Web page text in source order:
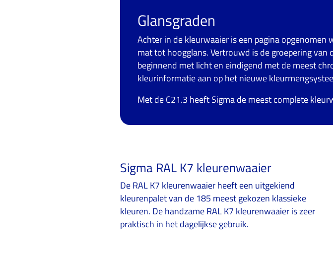
Glansgraden
Achter in de kleurwaaier is een pagina opgenomen
mat tot hoogglans. Vertrouwd is de groepering
beginnend met licht en eindigend met de meest
kleurinformatie aan op het nieuwe
Met de C21.3 heeft Sigma de meest complete
Sigma RAL K7 kleurenwaaier
De RAL K7 kleurenwaaier heeft een uitgekiend
kleurenpalet van de 185 meest gekozen klassieke
kleuren. De handzame RAL K7 kleurenwaaier is zeer
praktisch in het dagelijkse gebruik.